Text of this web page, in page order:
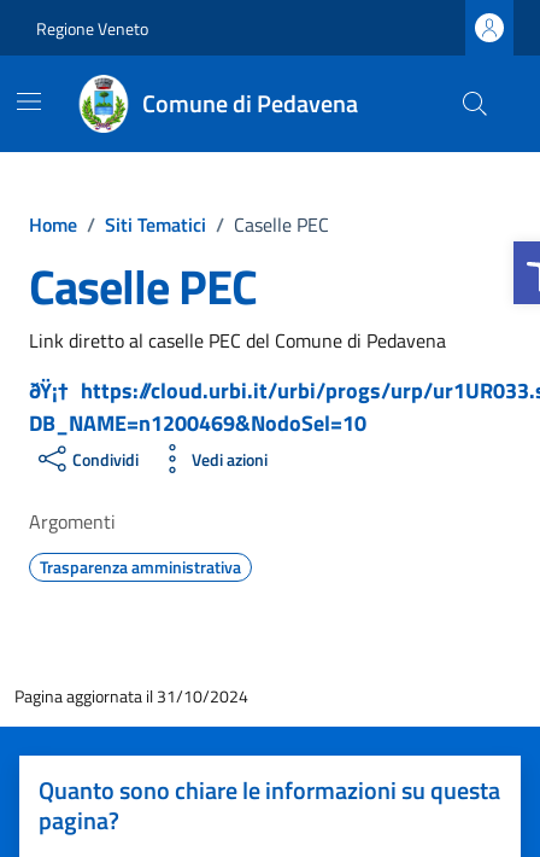
Regione Veneto
Comune di Pedavena
Home / Siti Tematici / Caselle PEC
Caselle PEC
Link diretto al caselle PEC del Comune di Pedavena
https://cloud.urbi.it/urbi/progs/urp/
DB_NAME=n1200469&NodoSel=10
Condividi Vedi azioni
Argomenti
Trasparenza amministrativa
Pagina aggiornata il 31/10/2024
Quanto sono chiare le informazioni su questa
pagina?